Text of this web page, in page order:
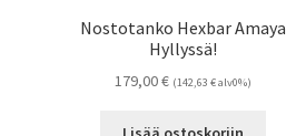
Nostotanko Hexbar Amaya
Hyllyssä!
179,00€ (142,63 €alv0%)